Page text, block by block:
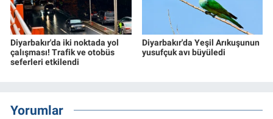
Diyarbakır'da iki noktada yol
çalışması! Trafik ve otobüs
seferleri etkilendi
Diyarbakır'da Yeşil Arıkuşunun
yusufçuk avı büyüledi
Yorumlar